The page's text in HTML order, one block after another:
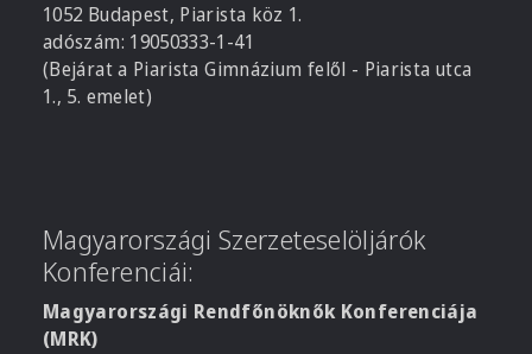
1052 Budapest, Piarista köz 1.
adószám: 19050333-1-41
(Bejárat a Piarista Gimnázium felől - Piarista utca
1., 5. emelet)
Magyarországi Szerzeteselöljárók
Konferenciái:
Magyarországi Rendfőnöknők Konferenciája
(MRK)